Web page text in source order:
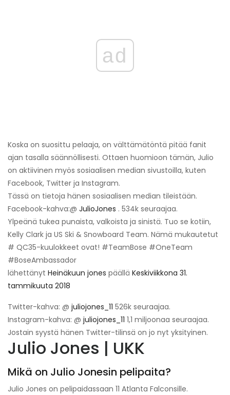
ad
Koska on suosittu pelaaja, on välttämätöntä pitää fanit
ajan tasalla säännöllisesti. Ottaen huomioon tämän, Julio
on aktiivinen myös sosiaalisen median sivustoilla, kuten
Facebook, Twitter ja Instagram.
Tässä on tietoja hänen sosiaalisen median tileistään.
Facebook-kahva:@ JulioJones . 534k seuraajaa.
Ylpeänä tukea punaista, valkoista ja sinistä. Tuo se kotiin,
Kelly Clark ja US Ski & Snowboard Team. Nämä mukautetut
# QC35-kuulokkeet ovat! #TeamBose #OneTeam
#BoseAmbassador
lähettänyt Heinäkuun jones päällä Keskiviikkona 31.
tammikuuta 2018
Twitter-kahva: @ juliojones_11 526k seuraajaa.
Instagram-kahva: @ juliojones_11 1,1 miljoonaa seuraajaa.
Jostain syystä hänen Twitter-tilinsä on jo nyt yksityinen.
Julio Jones | UKK
Mikä on Julio Jonesin pelipaita?
Julio Jones on pelipaidassaan 11 Atlanta Falconsille.